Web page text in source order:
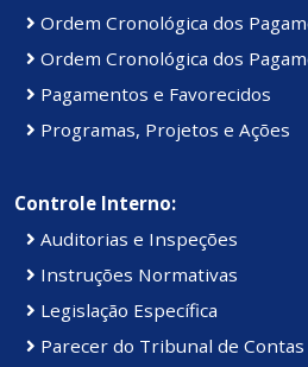
Ordem Cronológica dos
Ordem Cronológica dos
Pagamentos e Favorecidos
Programas, Projetos e Ações
Controle Interno:
Auditorias e Inspeções
Instruções Normativas
Legislação Específica
Parecer do Tribunal de Contas